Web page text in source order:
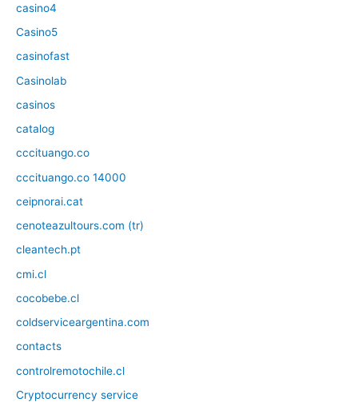
casino4
Casino5
casinofast
Casinolab
casinos
catalog
cccituango.co
cccituango.co 14000
ceipnorai.cat
cenoteazultours.com (tr)
cleantech.pt
cmi.cl
cocobebe.cl
coldserviceargentina.com
contacts
controlremotochile.cl
Cryptocurrency service